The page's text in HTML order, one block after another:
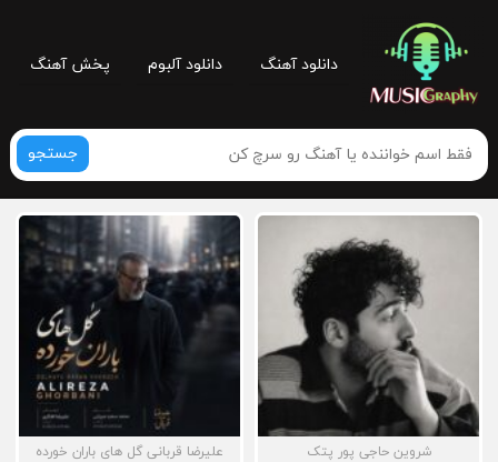
دانلود آهنگ دانلود آلبوم پخش آهنگ
جستجو
شروین حاجی پور پتک علیرضا قربانی گل های باران خورده